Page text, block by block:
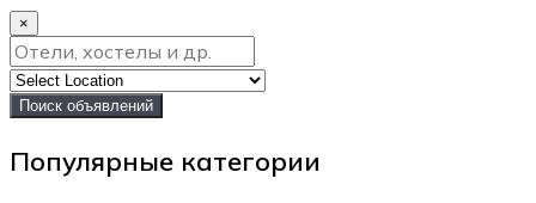
×
Поиск объявлений
Популярные категории